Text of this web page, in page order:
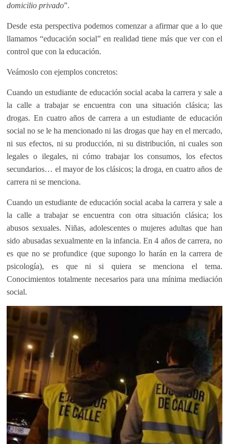
domicilio privado”.
Desde esta perspectiva podemos comenzar a afirmar que a lo que
llamamos “educación social” en realidad tiene más que ver con el
control que con la educación.
Veámoslo con ejemplos concretos:
Cuando un estudiante de educación social acaba la carrera y sale a
la calle a trabajar se encuentra con una situación clásica; las
drogas. En cuatro años de carrera a un estudiante de educación
social no se le ha mencionado ni las drogas que hay en el mercado,
ni sus efectos, ni su producción, ni su distribución, ni cuales son
legales o ilegales, ni cómo trabajar los consumos, los efectos
secundarios… el mayor de los clásicos; la droga, en cuatro años de
carrera ni se menciona.
Cuando un estudiante de educación social acaba la carrera y sale a
la calle a trabajar se encuentra con otra situación clásica; los
abusos sexuales. Niñas, adolescentes o mujeres adultas que han
sido abusadas sexualmente en la infancia. En 4 años de carrera, no
es que no se profundice (que supongo lo harán en la carrera de
psicología), es que ni si quiera se menciona el tema.
Conocimientos totalmente necesarios para una mínima mediación
social.